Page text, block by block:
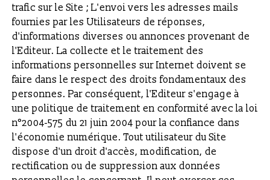
trafic sur le Site ; L'envoi vers les adresses mails
fournies par les Utilisateurs de réponses,
d'informations diverses ou annonces provenant de
l'Editeur. La collecte et le traitement des
informations personnelles sur Internet doivent se
faire dans le respect des droits fondamentaux des
personnes. Par conséquent, l'Editeur s'engage à
une politique de traitement en conformité avec la loi
n°2004-575 du 21 juin 2004 pour la confiance dans
l'économie numérique. Tout utilisateur du Site
dispose d'un droit d'accès, modification, de
rectification ou de suppression aux données